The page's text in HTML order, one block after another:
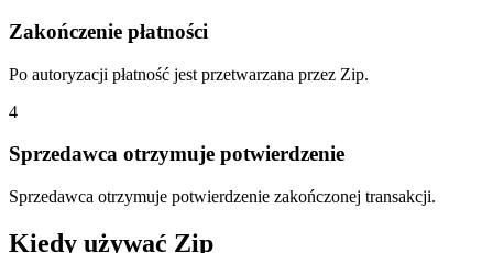
Zakończenie płatności
Po autoryzacji płatność jest przetwarzana przez Zip.
4
Sprzedawca otrzymuje potwierdzenie
Sprzedawca otrzymuje potwierdzenie zakończonej transakcji.
Kiedy używać Zip